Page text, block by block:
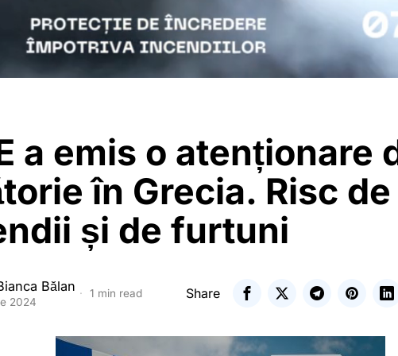
a emis o atenționare
în Grecia. Risc de
și de furtuni
Bălan
2024
1 min read Share